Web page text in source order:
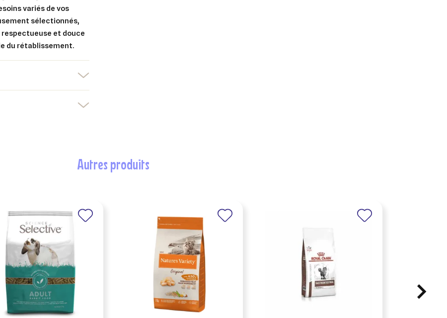
variés de vos
sélectionnés,
respectueuse et douce
du rétablissement.
autres produits
la liste d'envies
devez être connecté pour ajouter des produits à votre liste d'envies.